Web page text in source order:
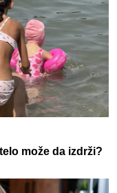
može da izdrži?